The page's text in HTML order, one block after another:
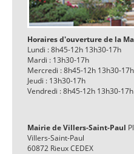
Horaires d'ouverture de la
Lundi : 8h45-12h 13h30-17h
Mardi : 13h30-17h
Mercredi : 8h45-12h 13h30-17h
Jeudi : 13h30-17h
Vendredi : 8h45-12h 13h30-17h
Mairie de Villers-Saint-Paul
Villers-Saint-Paul
60872 Rieux CEDEX